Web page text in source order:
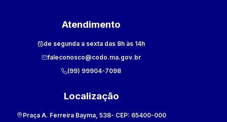
Atendimento
de segunda a sexta das 8h às 14h
faleconosco@codo.ma.gov.br
(99) 99904-7098
Localização
Praça A. Ferreira Bayma, 538- CEP: 65400-000